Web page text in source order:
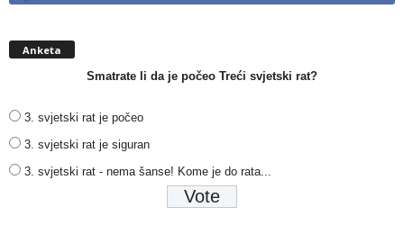
Anketa
Smatrate li da je počeo Treći svjetski rat?
3. svjetski rat je počeo
3. svjetski rat je siguran
3. svjetski rat - nema šanse! Kome je do rata...